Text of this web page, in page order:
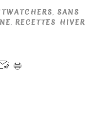
, SANS
, RECETTES HIVER